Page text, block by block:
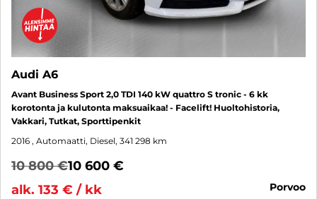
Audi A6
Avant Business Sport 2,0 TDI 140 kW quattro S tronic - 6 kk
korotonta ja kulutonta maksuaikaa! - Facelift! Huoltohistoria,
Vakkari, Tutkat, Sporttipenkit
2016 , Automaatti, Diesel, 341 298 km
10 800 €10 600 €
alk. 133 € / kk
porvoo